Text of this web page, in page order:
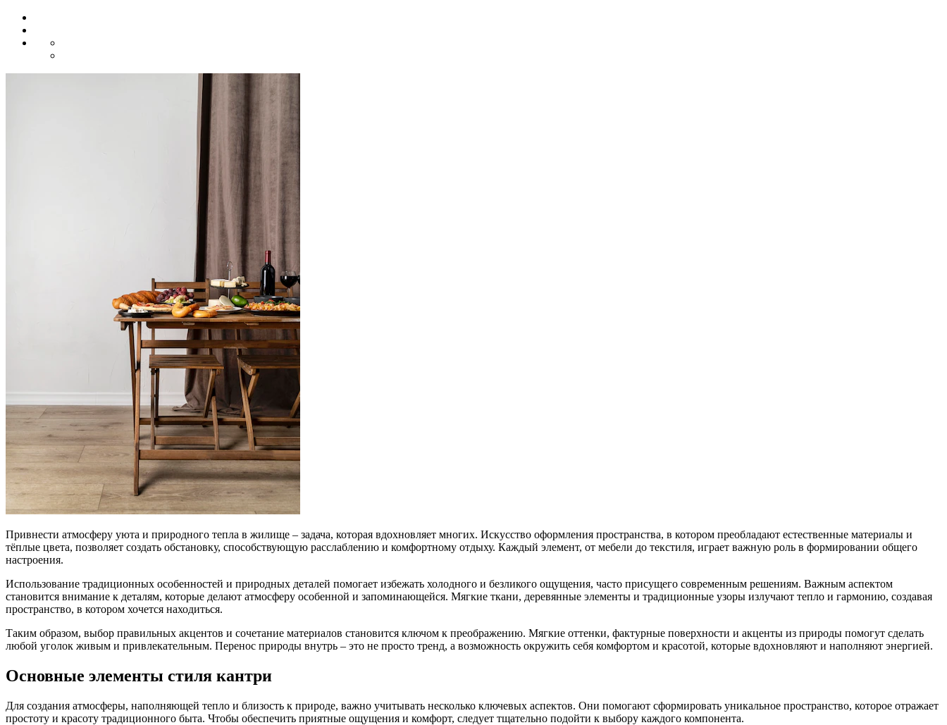
Привнести атмосферу уюта и природного тепла в жилище – задача, которая вдохновляет многих. Искусство оформления пространства, в котором преобладают естественные материалы и
тёплые цвета, позволяет создать обстановку, способствующую расслаблению и комфортному отдыху. Каждый элемент, от мебели до текстиля, играет важную роль в формировании общего
настроения.
Использование традиционных особенностей и природных деталей помогает избежать холодного и безликого ощущения, часто присущего современным решениям. Важным аспектом
становится внимание к деталям, которые делают атмосферу особенной и запоминающейся. Мягкие ткани, деревянные элементы и традиционные узоры излучают тепло и гармонию, создавая
пространство, в котором хочется находиться.
Таким образом, выбор правильных акцентов и сочетание материалов становится ключом к преображению. Мягкие оттенки, фактурные поверхности и акценты из природы помогут сделать
любой уголок живым и привлекательным. Перенос природы внутрь – это не просто тренд, а возможность окружить себя комфортом и красотой, которые вдохновляют и наполняют энергией.
Основные элементы стиля кантри
Для создания атмосферы, наполняющей тепло и близость к природе, важно учитывать несколько ключевых аспектов. Они помогают сформировать уникальное пространство, которое отражает
простоту и красоту традиционного быта. Чтобы обеспечить приятные ощущения и комфорт, следует тщательно подойти к выбору каждого компонента.